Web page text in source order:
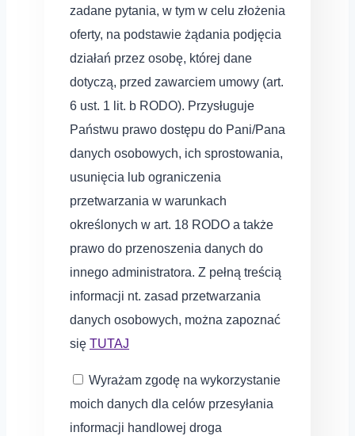
zadane pytania, w tym w celu złożenia
oferty, na podstawie żądania podjęcia
działań przez osobę, której dane
dotyczą, przed zawarciem umowy (art.
6 ust. 1 lit. b RODO). Przysługuje
Państwu prawo dostępu do Pani/Pana
danych osobowych, ich sprostowania,
usunięcia lub ograniczenia
przetwarzania w warunkach
określonych w art. 18 RODO a także
prawo do przenoszenia danych do
innego administratora. Z pełną treścią
informacji nt. zasad przetwarzania
danych osobowych, można zapoznać
się TUTAJ
Wyrażam zgodę na wykorzystanie
moich danych dla celów przesyłania
informacji handlowej droga